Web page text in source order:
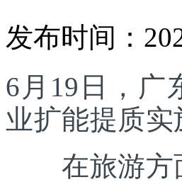
发布时间：
6月19日，广
业扩能提质
在旅游方